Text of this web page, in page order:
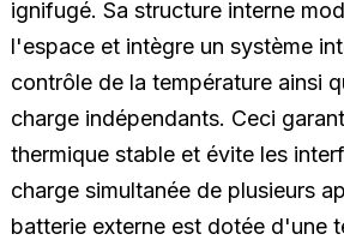
ignifugé. Sa structure interne
l'espace et intègre un système
contrôle de la température ainsi
charge indépendants. Ceci
thermique stable et évite les
charge simultanée de plusieurs
batterie externe est dotée d'une